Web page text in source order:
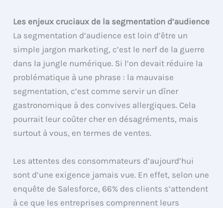
Les enjeux cruciaux de la segmentation d’audience
La segmentation d’audience est loin d’être un
simple jargon marketing, c’est le nerf de la guerre
dans la jungle numérique. Si l’on devait réduire la
problématique à une phrase : la mauvaise
segmentation, c’est comme servir un dîner
gastronomique à des convives allergiques. Cela
pourrait leur coûter cher en désagréments, mais
surtout à vous, en termes de ventes.
Les attentes des consommateurs d’aujourd’hui
sont d’une exigence jamais vue. En effet, selon une
enquête de Salesforce, 66% des clients s’attendent
à ce que les entreprises comprennent leurs